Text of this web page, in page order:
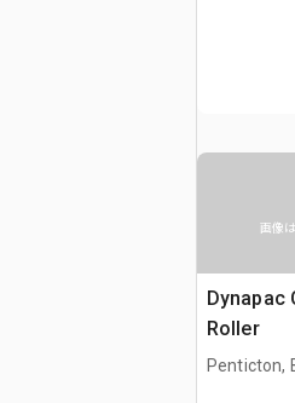
画像
Dynapac
Roller
Penticton,